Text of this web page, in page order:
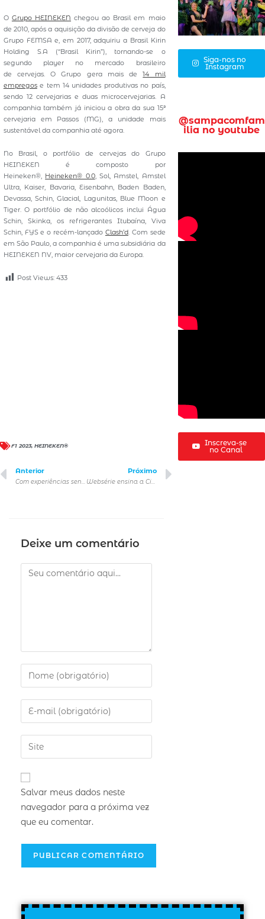
O Grupo HEINEKEN chegou ao Brasil em maio
de 2010, após a aquisição da divisão de cerveja do
Grupo FEMSA e, em 2017, adquiriu a Brasil Kirin
Holding S.A (“Brasil Kirin”), tornando-se o
segundo player no mercado brasileiro
de cervejas. O Grupo gera mais de14 mil
empregose tem 14 unidades produtivas no país,
sendo 12 cervejarias e duas microcervejarias. A
companhia também já iniciou a obra da sua 15ª
cervejaria em Passos (MG), a unidade mais
sustentável da companhia até agora.
No Brasil, o portfólio de cervejas do Grupo
HEINEKEN é composto por
Heineken®, Heineken® 0.0, Sol, Amstel, Amstel
Ultra, Kaiser, Bavaria, Eisenbahn, Baden Baden,
Devassa, Schin, Glacial, Lagunitas, Blue Moon e
Tiger. O portfólio de não alcoólicos inclui Água
Schin, Skinka, os refrigerantes Itubaína, Viva
Schin, FYS e o recém-lançado Clash’d. Com sede
em São Paulo, a companhia é uma subsidiária da
HEINEKEN NV, maior cervejaria da Europa.
Post Views: 433
F1 2023, HEINEKEN®
Anterior Próximo
Websérie ensina a Ciência, seus conceitos e descobertas para as crianças
Deixe um comentário
Salvar meus dados neste
navegador para a próxima vez
que eu comentar.
Siga-nos no
Instagram
@sampacomfam
ilia no youtube
Inscreva-se
no Canal